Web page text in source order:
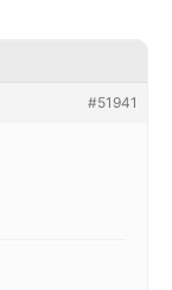
#51941